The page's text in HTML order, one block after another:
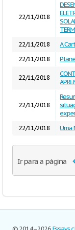
22/11/2018
22/11/2018 A
22/11/2018
22/11/2018
22/11/2018
22/11/2018 Uma
Ir para a página